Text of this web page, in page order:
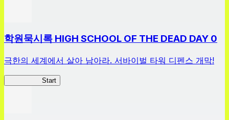
학원묵시록 HIGH SCHOOL OF THE DEAD DAY 0
극한의 세계에서 살아 남아라. 서바이벌 타워 디펜스 개막!
Start